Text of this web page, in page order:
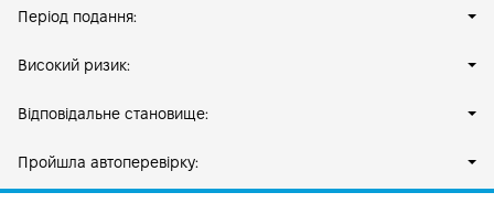
Період подання:
Високий ризик:
Відповідальне становище:
Пройшла автоперевірку: